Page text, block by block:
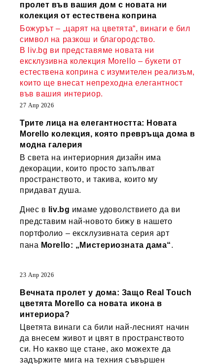
пролет във вашия дом с новата ни
колекция от естествена коприна
Божурът – „царят на цветята“, винаги е бил
символ на разкош и благородство.
В liv.bg ви представяме новата ни
ексклузивна колекция Morello – букети от
естествена коприна с изумителен реализъм,
които ще внесат непреходна елегантност
във вашия интериор.
27 Апр 2026
Трите лица на елегантността: Новата
Morello колекция, която превръща дома в
модна галерия
В света на интериорния дизайн има
декорации, които просто запълват
пространството, и такива, които му
придават душа.
Днес в liv.bg имаме удоволствието да ви
представим най-новото бижу в нашето
портфолио – ексклузивната серия арт
пана Morello: „Мистериозната дама“.
23 Апр 2026
Вечната пролет у дома: Защо Real Touch
цветята Morello са новата икона в
интериора?
Цветята винаги са били най-лесният начин
да внесем живот и цвят в пространството
си. Но какво ще стане, ако можехте да
задържите мига на техния съвършен